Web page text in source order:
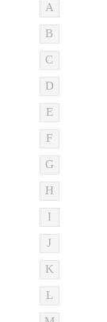
A
B
C
D
E
F
G
H
I
J
K
L